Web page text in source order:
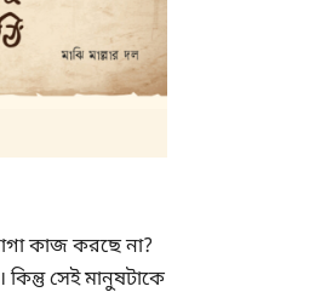
কাজ করছে না?
সেই মানুষটাকে